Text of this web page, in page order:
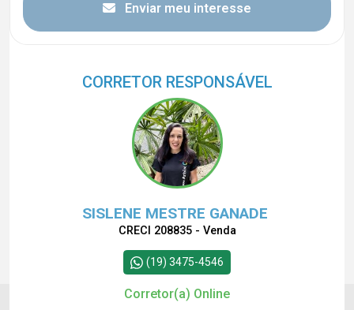
Enviar meu interesse
CORRETOR RESPONSÁVEL
SISLENE MESTRE GANADE
CRECI 208835 - Venda
(19) 3475-4546
Corretor(a) Online